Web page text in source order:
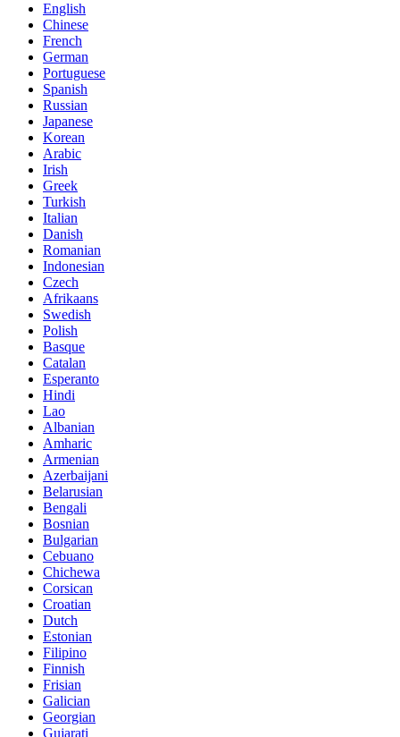
English
Chinese
French
German
Portuguese
Spanish
Russian
Japanese
Korean
Arabic
Irish
Greek
Turkish
Italian
Danish
Romanian
Indonesian
Czech
Afrikaans
Swedish
Polish
Basque
Catalan
Esperanto
Hindi
Lao
Albanian
Amharic
Armenian
Azerbaijani
Belarusian
Bengali
Bosnian
Bulgarian
Cebuano
Chichewa
Corsican
Croatian
Dutch
Estonian
Filipino
Finnish
Frisian
Galician
Georgian
Gujarati